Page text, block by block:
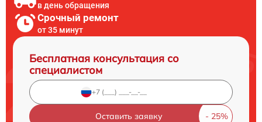
в день обращения
Срочный ремонт
от 35 минут
Бесплатная консультация со
специалистом
Оставить заявку